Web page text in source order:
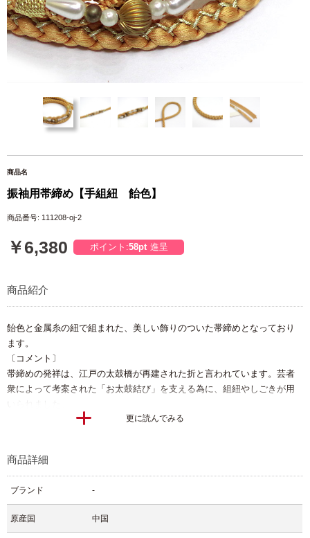
商品名
振袖用帯締め【手組紐 飴色】
商品番号: 111208-oj-2
￥6,380 ポイント:58pt 進呈
商品紹介
飴色と金属糸の紐で組まれた、美しい飾りのついた帯締めとなっており
ます。
〔コメント〕
帯締めの発祥は、江戸の太鼓橋が再建された折と言われています。芸者
衆によって考案された「お太鼓結び」を支える為に、組紐やしごきが用
いられました。
帯締めは、着物や帯の格に合わせて選びます。帯締めには何十種類もの
合わせます。
更に読んでみる
商品詳細
ブランド -
原産国 中国